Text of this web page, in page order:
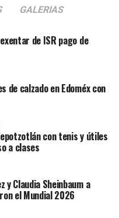
de auto en
pasajeros en Izcalli
GALERIAS
de ISR pago de
de calzado en Edoméx con
con tenis y útiles
a clases
y Claudia Sheinbaum a
el Mundial 2026